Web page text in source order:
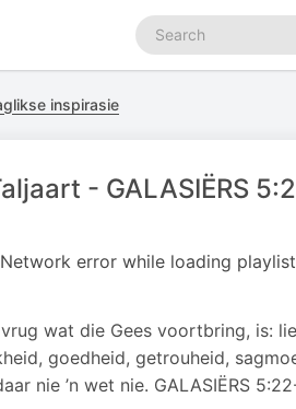
Search
podcasts
inspirasie
- GALASIËRS
Network error while loading
wat die Gees voortbring, is:
goedheid, getrouheid,
nie ’n wet nie. GALASIËRS